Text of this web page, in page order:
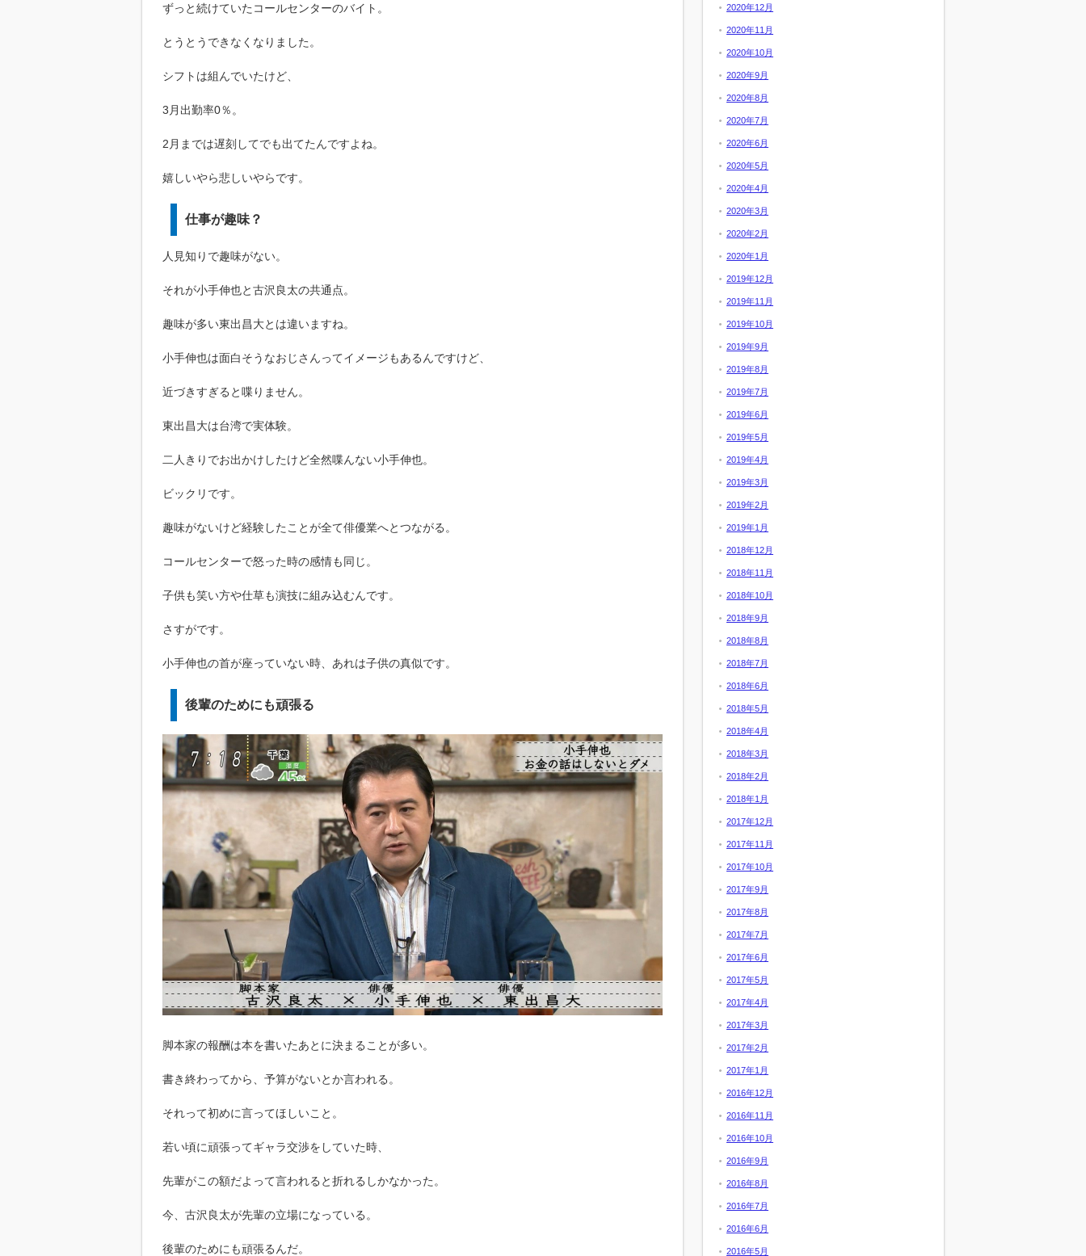
ずっと続けていたコールセンターのバイト。
とうとうできなくなりました。
シフトは組んでいたけど、
3月出勤率0％。
2月までは遅刻してでも出てたんですよね。
嬉しいやら悲しいやらです。
仕事が趣味？
人見知りで趣味がない。
それが小手伸也と古沢良太の共通点。
趣味が多い東出昌大とは違いますね。
小手伸也は面白そうなおじさんってイメージもあるんですけど、
近づきすぎると喋りません。
東出昌大は台湾で実体験。
二人きりでお出かけしたけど全然喋んない小手伸也。
ビックリです。
趣味がないけど経験したことが全て俳優業へとつながる。
コールセンターで怒った時の感情も同じ。
子供も笑い方や仕草も演技に組み込むんです。
さすがです。
小手伸也の首が座っていない時、あれは子供の真似です。
後輩のためにも頑張る
脚本家の報酬は本を書いたあとに決まることが多い。
書き終わってから、予算がないとか言われる。
それって初めに言ってほしいこと。
若い頃に頑張ってギャラ交渉をしていた時、
先輩がこの額だよって言われると折れるしかなかった。
今、古沢良太が先輩の立場になっている。
後輩のためにも頑張るんだ。
2020年12月
2020年11月
2020年10月
2020年9月
2020年8月
2020年7月
2020年6月
2020年5月
2020年4月
2020年3月
2020年2月
2020年1月
2019年12月
2019年11月
2019年10月
2019年9月
2019年8月
2019年7月
2019年6月
2019年5月
2019年4月
2019年3月
2019年2月
2019年1月
2018年12月
2018年11月
2018年10月
2018年9月
2018年8月
2018年7月
2018年6月
2018年5月
2018年4月
2018年3月
2018年2月
2018年1月
2017年12月
2017年11月
2017年10月
2017年9月
2017年8月
2017年7月
2017年6月
2017年5月
2017年4月
2017年3月
2017年2月
2017年1月
2016年12月
2016年11月
2016年10月
2016年9月
2016年8月
2016年7月
2016年6月
2016年5月